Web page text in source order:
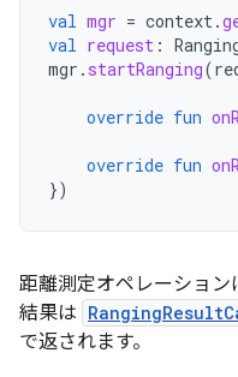
val mgr = context.
val request :
mgr . startRanging(
override fun
override fun
})
距離測定オペレーショ
結果は
で返されます。